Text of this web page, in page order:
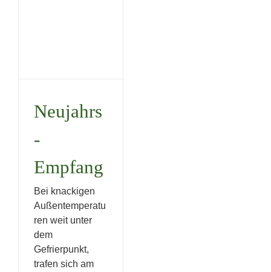
Neujahrs
-
Empfang
Bei knackigen
Außentemperatu
ren weit unter
dem
Gefrierpunkt,
trafen sich am